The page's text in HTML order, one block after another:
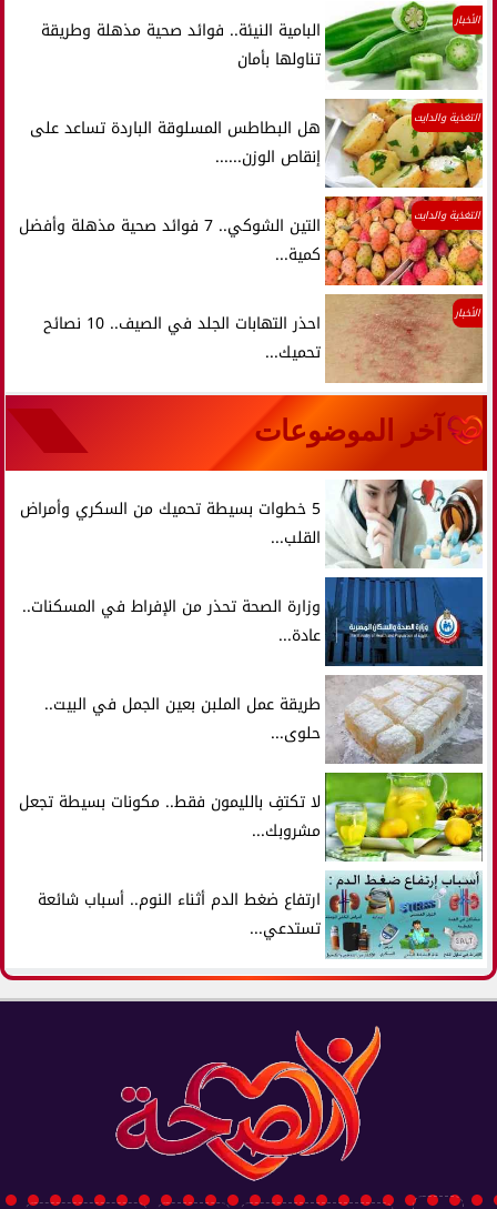
الأخبار
البامية النيئة.. فوائد صحية مذهلة وطريقة
تناولها بأمان
التغذية والدايت
هل البطاطس المسلوقة الباردة تساعد على
إنقاص الوزن......
التغذية والدايت
التين الشوكي.. 7 فوائد صحية مذهلة وأفضل
كمية...
الأخبار
احذر التهابات الجلد في الصيف.. 10 نصائح
تحميك...
آخر الموضوعات
5 خطوات بسيطة تحميك من السكري وأمراض
القلب...
وزارة الصحة تحذر من الإفراط في المسكنات..
عادة...
طريقة عمل الملبن بعين الجمل في البيت..
حلوى...
لا تكتفِ بالليمون فقط.. مكونات بسيطة تجعل
مشروبك...
ارتفاع ضغط الدم أثناء النوم.. أسباب شائعة
تستدعي...